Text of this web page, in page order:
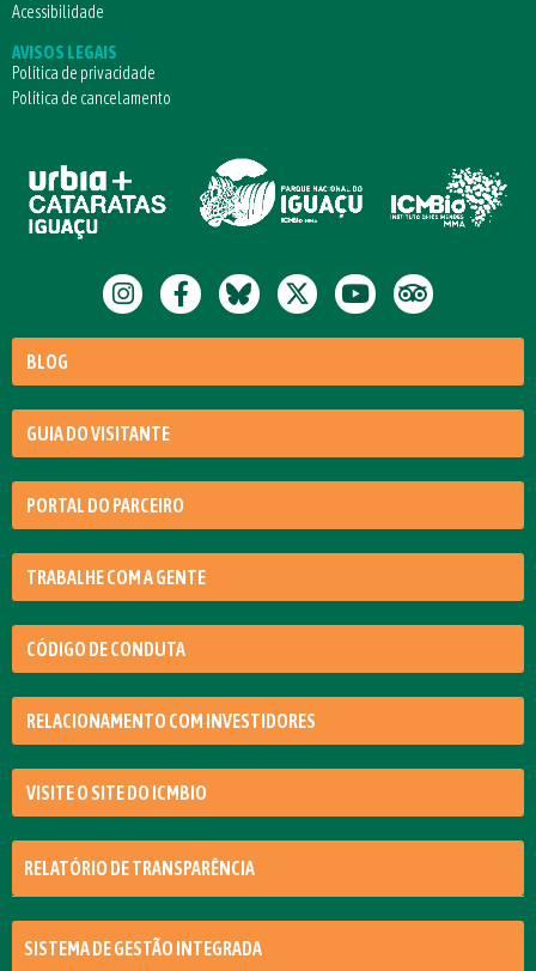
Acessibilidade
AVISOS LEGAIS
Política de privacidade
Política de cancelamento
BLOG
GUIA DO VISITANTE
PORTAL DO PARCEIRO
TRABALHE COM A GENTE
CÓDIGO DE CONDUTA
RELACIONAMENTO COM INVESTIDORES
VISITE O SITE DO ICMBIO
RELATÓRIO DE TRANSPARÊNCIA
SISTEMA DE GESTÃO INTEGRADA